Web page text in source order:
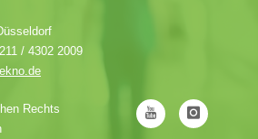
/ 4302 2009
Rechts